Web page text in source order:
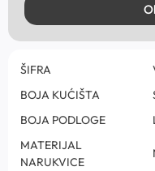
ŠIFRA
BOJA KUĆIŠTA
BOJA PODLOGE
MATERIJAL
NARUKVICE